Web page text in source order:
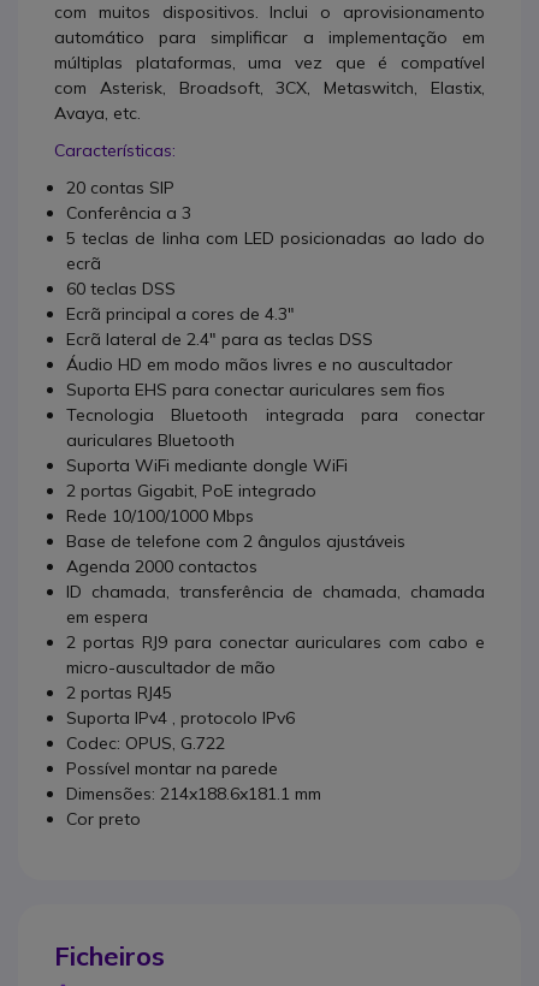
com muitos dispositivos. Inclui o aprovisionamento
automático para simplificar a implementação em
múltiplas plataformas, uma vez que é compatível
com Asterisk, Broadsoft, 3CX, Metaswitch, Elastix,
Avaya, etc.
Características:
20 contas SIP
Conferência a 3
5 teclas de linha com LED posicionadas ao lado do
ecrã
60 teclas DSS
Ecrã principal a cores de 4.3"
Ecrã lateral de 2.4" para as teclas DSS
Áudio HD em modo mãos livres e no auscultador
Suporta EHS para conectar auriculares sem fios
Tecnologia Bluetooth integrada para conectar
auriculares Bluetooth
Suporta WiFi mediante dongle WiFi
2 portas Gigabit, PoE integrado
Rede 10/100/1000 Mbps
Base de telefone com 2 ângulos ajustáveis
Agenda 2000 contactos
ID chamada, transferência de chamada, chamada
em espera
2 portas RJ9 para conectar auriculares com cabo e
micro-auscultador de mão
2 portas RJ45
Suporta IPv4 , protocolo IPv6
Codec: OPUS, G.722
Possível montar na parede
Dimensões: 214x188.6x181.1 mm
Cor preto
Ficheiros